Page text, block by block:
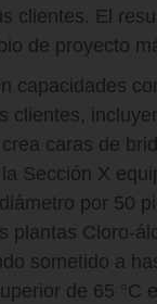
clientes. El
de proyecto
capacidades
clientes,
caras de
Sección X
por 50
plantas Cloro-
sometido a
de 65 °C